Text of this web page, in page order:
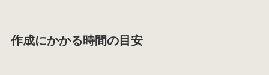
作成にかかる時間の目安